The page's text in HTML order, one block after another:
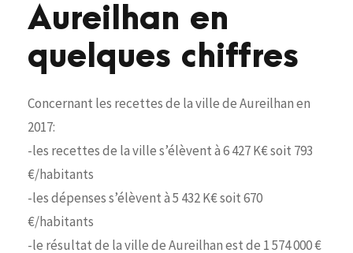
Aureilhan en
quelques chiffres
Concernant les recettes de la ville de Aureilhan en
2017:
-les recettes de la ville s’élèvent à 6 427 K€ soit 793
€/habitants
-les dépenses s’élèvent à 5 432 K€ soit 670
€/habitants
-le résultat de la ville de Aureilhan est de 1 574 000 €